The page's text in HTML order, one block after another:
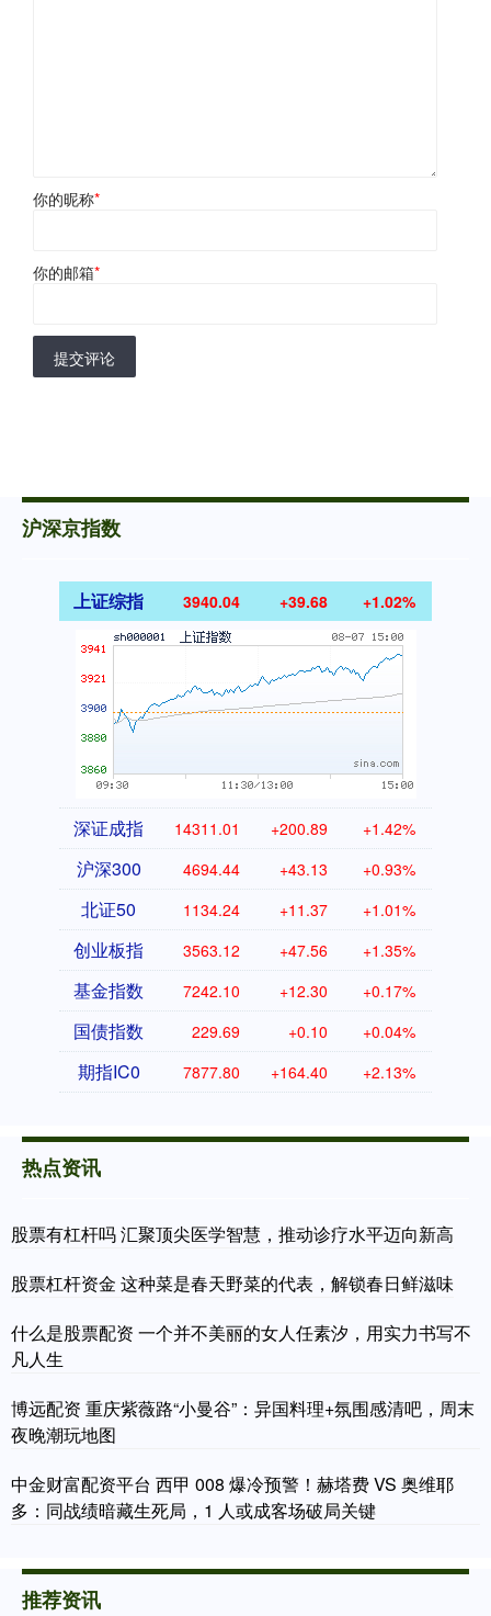
你的昵称*
你的邮箱*
提交评论
沪深京指数
上证综指 3940.04 +39.68 +1.02%
深证成指 14311.01 +200.89 +1.42%
沪深300 4694.44 +43.13 +0.93%
北证50 1134.24 +11.37 +1.01%
创业板指 3563.12 +47.56 +1.35%
基金指数 7242.10 +12.30 +0.17%
国债指数 229.69 +0.10 +0.04%
期指IC0 7877.80 +164.40 +2.13%
热点资讯
股票有杠杆吗 汇聚顶尖医学智慧，推动诊疗水平迈向新高
股票杠杆资金 这种菜是春天野菜的代表，解锁春日鲜滋味
什么是股票配资 一个并不美丽的女人任素汐，用实力书写不
凡人生
博远配资 重庆紫薇路“小曼谷”：异国料理+氛围感清吧，周末
夜晚潮玩地图
中金财富配资平台 西甲 008 爆冷预警！赫塔费 VS 奥维耶
多：同战绩暗藏生死局，1 人或成客场破局关键
推荐资讯